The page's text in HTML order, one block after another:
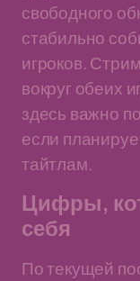
свободного
стабильно
игроков.
вокруг обеих
здесь важно
если
тайтлам.
Цифры,
себя
По текущей